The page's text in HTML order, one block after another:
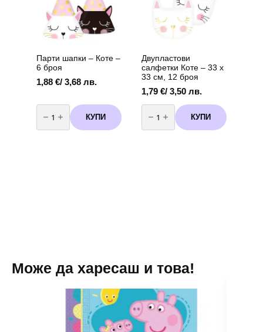
см,
броя
Парти шапки – Коте –
6 броя
1,88 €/ 3,68 лв.
количество
за
Парти
шапки
КУПИ
Двупластови
салфетки Коте – 33 х
33 см, 12 броя
1,79 €/ 3,50 лв.
количество
за
Двупластови
салфетки
КУПИ
Може да харесаш и това!